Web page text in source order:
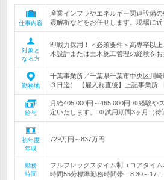
仕事内容
産業インフラやエネルギー関連設備
震解析などをお任せします。現場に近
対象と
なる方
即戦力採用！＜必須要件＞高専卒以
木設計または土木施工管理の経験を
勤務地
千葉事業所／千葉県千葉市中央区川
３日迄） 【雇入れ直後】上記事業所
給与
月給405,000円～465,000円 ※経験や
定いたします。 ※試用期間3ヶ月（待
初年度
年収
729万円～837万円
勤務
時間
フルフレックスタイム制（コアタイ
時間55分標準勤務時間帯：8:30～17…